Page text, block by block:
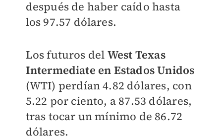
después de haber caído hasta
los 97.57 dólares.
Los futuros del West Texas
Intermediate en Estados Unidos
(WTI) perdían 4.82 dólares, con
5.22 por ciento, a 87.53 dólares,
tras tocar un mínimo de 86.72
dólares.